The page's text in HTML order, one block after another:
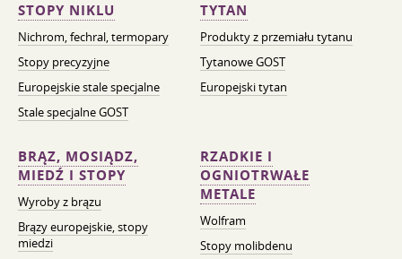
STOPY NIKLU
Nichrom, fechral, termopary
Stopy precyzyjne
Europejskie stale specjalne
Stale specjalne GOST
TYTAN
Produkty z przemiału tytanu
Tytanowe GOST
Europejski tytan
BRĄZ, MOSIĄDZ,
MIEDŹ I STOPY
Wyroby z brązu
Brązy europejskie, stopy
miedzi
RZADKIE I
OGNIOTRWAŁE
METALE
Wolfram
Stopy molibdenu